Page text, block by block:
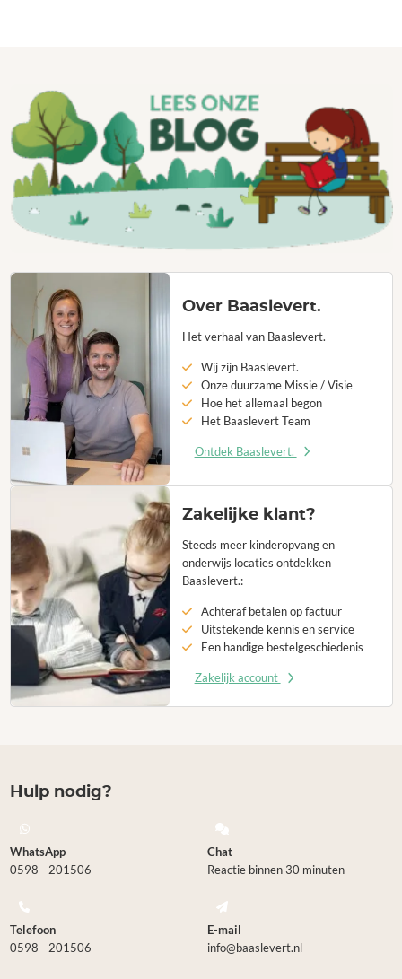
Over Baaslevert.
Het verhaal van Baaslevert.
Wij zijn Baaslevert.
Onze duurzame Missie / Visie
Hoe het allemaal begon
Het Baaslevert Team
Ontdek Baaslevert.
Zakelijke klant?
Steeds meer kinderopvang en
onderwijs locaties ontdekken
Baaslevert.:
Achteraf betalen op factuur
Uitstekende kennis en service
Een handige bestelgeschiedenis
Zakelijk account
Hulp nodig?
WhatsApp
0598 - 201506
Chat
Reactie binnen 30 minuten
Telefoon
0598 - 201506
E-mail
info@baaslevert.nl